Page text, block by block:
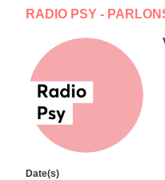
RADIO PSY -
Date(s)